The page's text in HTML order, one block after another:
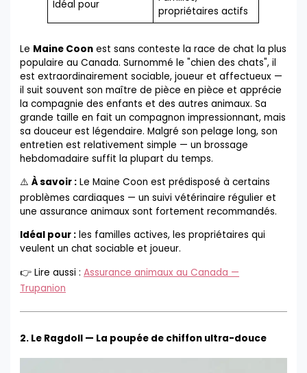
Idéal pour
propriétaires actifs
Le Maine Coon est sans conteste la race de chat la plus
populaire au Canada. Surnommé le "chien des chats", il
est extraordinairement sociable, joueur et affectueux —
il suit souvent son maître de pièce en pièce et apprécie
la compagnie des enfants et des autres animaux. Sa
grande taille en fait un compagnon impressionnant, mais
sa douceur est légendaire. Malgré son pelage long, son
entretien est relativement simple — un brossage
hebdomadaire suffit la plupart du temps.
⚠️À savoir : Le Maine Coon est prédisposé à certains
problèmes cardiaques — un suivi vétérinaire régulier et
une assurance animaux sont fortement recommandés.
Idéal pour : les familles actives, les propriétaires qui
veulent un chat sociable et joueur.
👉 Lire aussi :Assurance animaux au Canada —
Trupanion
2. Le Ragdoll — La poupée de chiffon ultra-douce